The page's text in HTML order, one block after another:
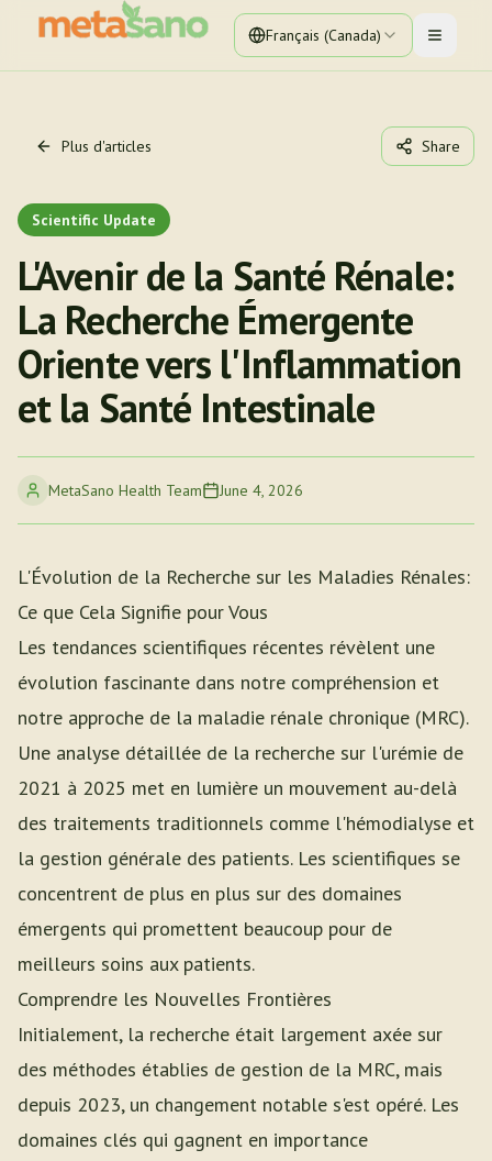
Français (Canada) Toggle
Plus d'articles Share
Scientific Update
L'Avenir de la Santé Rénale:
La Recherche Émergente
Oriente vers l'Inflammation
et la Santé Intestinale
MetaSano Health Team June 4, 2026
L'Évolution de la Recherche sur les Maladies Rénales:
Ce que Cela Signifie pour Vous
Les tendances scientifiques récentes révèlent une
évolution fascinante dans notre compréhension et
notre approche de la maladie rénale chronique (MRC).
Une analyse détaillée de la recherche sur l'urémie de
2021 à 2025 met en lumière un mouvement au-delà
des traitements traditionnels comme l'hémodialyse et
la gestion générale des patients. Les scientifiques se
concentrent de plus en plus sur des domaines
émergents qui promettent beaucoup pour de
meilleurs soins aux patients.
Comprendre les Nouvelles Frontières
Initialement, la recherche était largement axée sur
des méthodes établies de gestion de la MRC, mais
depuis 2023, un changement notable s'est opéré. Les
domaines clés qui gagnent en importance